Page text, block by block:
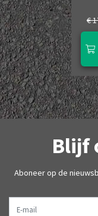
€
Blijf
Aboneer op de